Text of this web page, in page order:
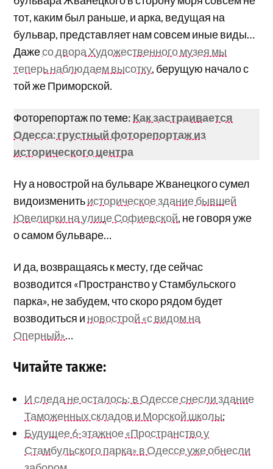
тот, каким был раньше, и арка, ведущая на
бульвар, представляет нам совсем иные виды…
Дажесо двора Художественного музея мы
теперь наблюдаем высотку, берущую начало с
той же Приморской.
Фоторепортаж по теме: Как застраивается
Одесса: грустный фоторепортаж из
исторического центра
Ну а новострой на бульваре Жванецкого сумел
видоизменитьисторическое здание бывшей
Ювелирки на улице Софиевской, не говоря уже
о самом бульваре…
И да, возвращаясь к месту, где сейчас
возводится «Пространство у Стамбульского
парка», не забудем, что скоро рядом будет
возводиться и новострой «с видом на
Оперный»…
Читайте также:
И следа не осталось: в Одессе снесли здание
Таможенных складов и Морской школы;
Будущее 6-этажное «Пространство у
Стамбульского парка» в Одессе уже обнесли